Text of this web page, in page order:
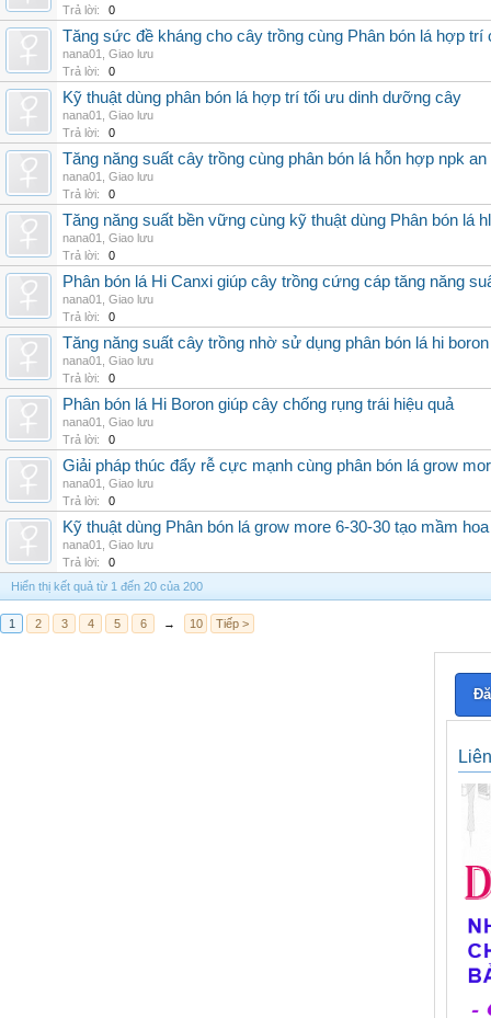
Trả lời:
0
Tăng sức đề kháng cho cây trồng cùng Phân bón lá hợp trí
nana01
Giao lưu
Trả lời:
0
Kỹ thuật dùng phân bón lá hợp trí tối ưu dinh dưỡng cây
nana01
Giao lưu
Trả lời:
0
Tăng năng suất cây trồng cùng phân bón lá hỗn hợp npk an
nana01
Giao lưu
Trả lời:
0
Tăng năng suất bền vững cùng kỹ thuật dùng Phân bón lá
nana01
Giao lưu
Trả lời:
0
Phân bón lá Hi Canxi giúp cây trồng cứng cáp tăng năng
nana01
Giao lưu
Trả lời:
0
Tăng năng suất cây trồng nhờ sử dụng phân bón lá hi
nana01
Giao lưu
Trả lời:
0
Phân bón lá Hi Boron giúp cây chống rụng trái hiệu quả
nana01
Giao lưu
Trả lời:
0
Giải pháp thúc đẩy rễ cực mạnh cùng phân bón lá grow
nana01
Giao lưu
Trả lời:
0
Kỹ thuật dùng Phân bón lá grow more 6-30-30 tạo mầm hoa
nana01
Giao lưu
Trả lời:
0
Hiển thị kết quả từ 1 đến 20 của 200
1 2 3 4 5 6 → 10 Tiếp >